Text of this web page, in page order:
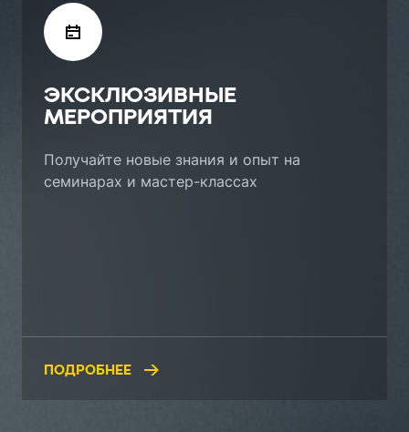
ЭКСКЛЮЗИВНЫЕ
МЕРОПРИЯТИЯ
Получайте новые знания и опыт на
семинарах и мастер-классах
ПОДРОБНЕЕ